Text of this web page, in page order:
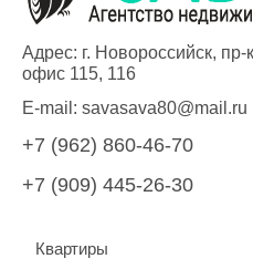
Адрес: г. Новороссийск,
офис 115, 116
E-mail: savasava80@mail.ru
+7 (962) 860-46-70
+7 (909) 445-26-30
Квартиры